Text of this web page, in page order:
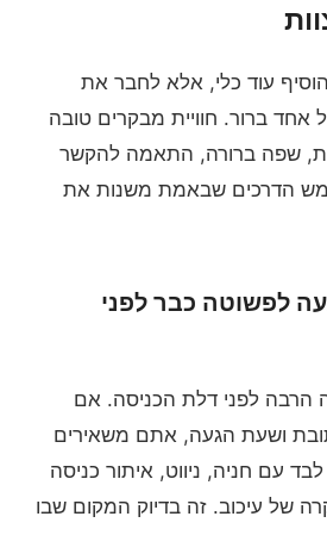
עוד כלי, אלא לחבר את
אחד ברור. חוויית מבקרים טובה
שפה ברורה, התאמה להקשר
הדרכים שבאמת משנות את
לפשוטה כבר לפני
הרבה לפני דלת הכניסה. אם
ושעת הגעה, אתם משאירים
עם חניה, ניווט, איתור כניסה
של עיכוב. זה בדיוק המקום שבו